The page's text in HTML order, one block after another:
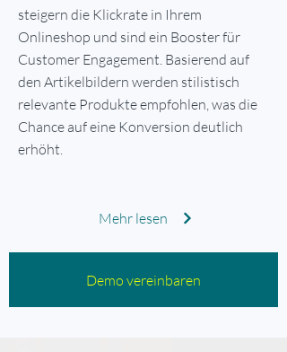
steigern die Klickrate in Ihrem
Onlineshop und sind ein Booster für
Customer Engagement. Basierend auf
den Artikelbildern werden stilistisch
relevante Produkte empfohlen, was die
Chance auf eine Konversion deutlich
erhöht.
Mehr lesen
Demo vereinbaren